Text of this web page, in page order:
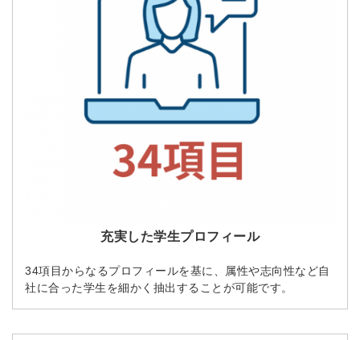
充実した学生プロフィール
34項目からなるプロフィールを基に、属性や志向性など自
社に合った学生を細かく抽出することが可能です。